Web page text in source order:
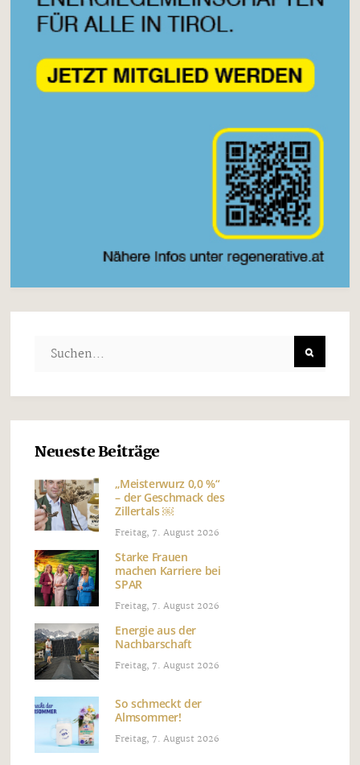
Neueste Beiträge
„Meisterwurz 0,0 %“
– der Geschmack des
Zillertals ￼
Freitag, 7. August 2026
Starke Frauen
machen Karriere bei
SPAR
Freitag, 7. August 2026
Energie aus der
Nachbarschaft
Freitag, 7. August 2026
So schmeckt der
Almsommer!
Freitag, 7. August 2026